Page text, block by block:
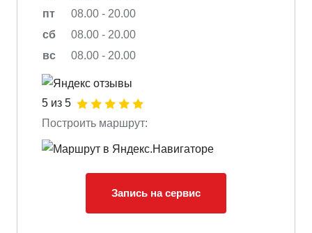
пт
08.00 - 20.00
сб
08.00 - 20.00
вс
08.00 - 20.00
5 из 5
Построить маршрут:
Запись на сервис